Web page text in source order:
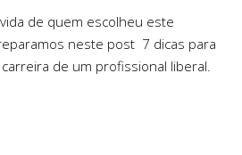
de quem escolheu este
neste post 7 dicas para
de um profissional liberal.